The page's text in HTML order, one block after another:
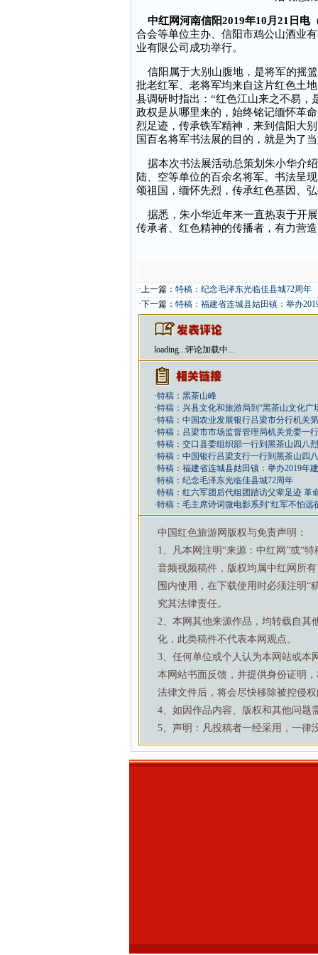
中红网河南信阳2019年10月21日电
合会等单位主办、信阳市鸡公山酒业
业有限公司成功举行。
信阳属于大别山腹地，是将军的摇
批老红军、老将军均来自这片红色土
县调研时指出：“红色江山来之不易，
政权是从哪里来的，始终铭记缅怀革
烈足迹，传承铁军精神，来到信阳大
国百名将军书法展的目的，就是为了
据本次书法展活动总策划朱小华介
陆、空等单位的百余名将军。书法呈
颂祖国，缅怀先烈，传承红色基因、
据悉，朱小华近年来一直热衷于开
传承者、红色精神的传播者，有力营
·上一篇： 特稿：纪念毛泽东光临佳县城72周年
·下一篇： 特稿：福建省连城县姑田镇：举办
loading...评论加载中...
·特稿：黑茶山峰
·特稿：兴县文化和旅游局到“黑茶山文化
·特稿：中国农业发展银行吕梁市分行机关
·特稿：吕梁市市场监督管理局机关党委一
·特稿：交口县委组织部一行到黑茶山四八
·特稿：中国银行吕梁支行一行到黑茶山四
·特稿：福建省连城县姑田镇：举办2019年
·特稿：纪念毛泽东光临佳县城72周年
·特稿：红六军团后代组团踏访父辈足迹 革
·特稿：毛主席诗词微电影系列“红军不怕远
中国红色旅游网版权与免责声明：
1、凡本网注明“来源：中红网”或“
音频视频稿件，版权均属中红网所
围内使用，在下载使用时必须注明“
究其法律责任。
2、本网其他来源作品，均转载自其
化，此类稿件不代表本网观点。
3、任何单位或个人认为本网站或本
本网站书面反馈，并提供身份证明
法律文件后，将会尽快移除被控侵
4、如因作品内容、版权和其他问题
5、声明：凡投稿者一经采用，一律